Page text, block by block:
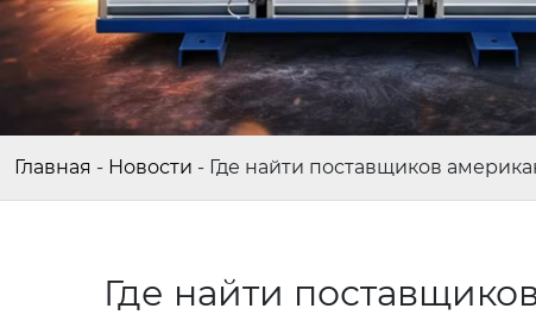
Главная - Новости - Где найти поставщиков
Где найти